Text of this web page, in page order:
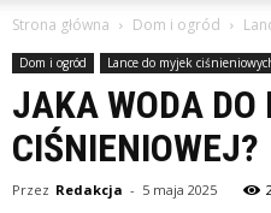
Strona główna Dom i ogród
Dom i ogród Lance do myjek
JAKA WODA DO
CIŚNIENIOWEJ?
Przez Redakcja - 5 maja 2025